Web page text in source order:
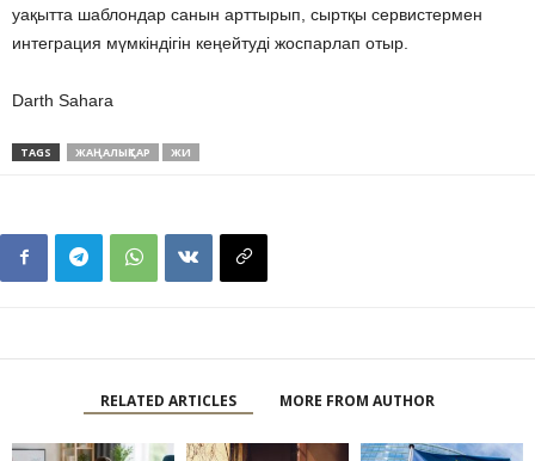
уақытта шаблондар санын арттырып, сыртқы сервистермен
интеграция мүмкіндігін кеңейтуді жоспарлап отыр.
Darth Sahara
TAGS ЖАҢАЛЫҚТАР ЖИ
RELATED ARTICLES MORE FROM AUTHOR